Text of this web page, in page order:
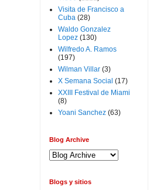
Visita de Francisco a
Cuba (28)
Waldo Gonzalez
Lopez (130)
Wilfredo A. Ramos
(197)
Wilman Villar (3)
X Semana Social (17)
XXIII Festival de Miami
(8)
Yoani Sanchez (63)
Blog Archive
Blogs y sitios